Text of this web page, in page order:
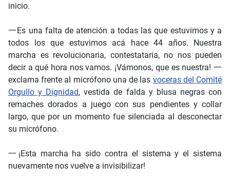
inicio.
一Es una falta de atención a todas las que estuvimos y a
todos los que estuvimos acá hace 44 años. Nuestra
marcha es revolucionaria, contestataria, no nos pueden
decir a qué hora nos vamos. ¡Vámonos, que es nuestra! 一
exclama frente al micrófono una de las voceras del Comité
Orgullo y Dignidad, vestida de falda y blusa negras con
remaches dorados a juego con sus pendientes y collar
largo, que por un momento fue silenciada al desconectar
su micrófono.
一¡Esta marcha ha sido contra el sistema y el sistema
nuevamente nos vuelve a invisibilizar!